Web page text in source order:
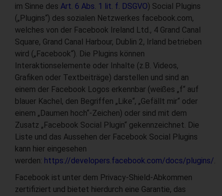
im Sinne des Art. 6 Abs. 1 lit. f. DSGVO) Social Plugins
(„Plugins“) des sozialen Netzwerkes facebook.com,
welches von der Facebook Ireland Ltd., 4 Grand Canal
Square, Grand Canal Harbour, Dublin 2, Irland betrieben
wird („Facebook“). Die Plugins können
Interaktionselemente oder Inhalte (z.B. Videos,
Grafiken oder Textbeiträge) darstellen und sind an
einem der Facebook Logos erkennbar (weißes „f“ auf
blauer Kachel, den Begriffen „Like“, „Gefällt mir“ oder
einem „Daumen hoch“-Zeichen) oder sind mit dem
Zusatz „Facebook Social Plugin“ gekennzeichnet. Die
Liste und das Aussehen der Facebook Social Plugins
kann hier eingesehen
werden: https://developers.facebook.com/docs/plugins/.
Facebook ist unter dem Privacy-Shield-Abkommen
zertifiziert und bietet hierdurch eine Garantie, das